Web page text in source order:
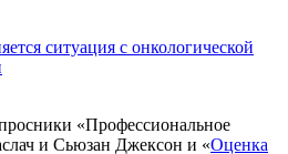
ситуация с онкологической
«Профессиональное
и Сьюзан Джексон и «Оценка